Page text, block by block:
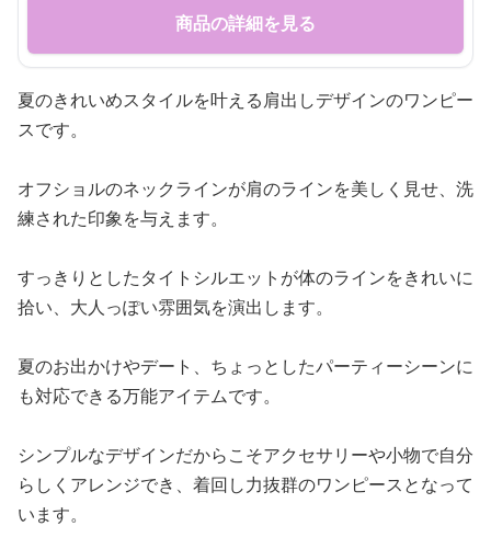
商品の詳細を見る
夏のきれいめスタイルを叶える肩出しデザインのワンピー
スです。
オフショルのネックラインが肩のラインを美しく見せ、洗
練された印象を与えます。
すっきりとしたタイトシルエットが体のラインをきれいに
拾い、大人っぽい雰囲気を演出します。
夏のお出かけやデート、ちょっとしたパーティーシーンに
も対応できる万能アイテムです。
シンプルなデザインだからこそアクセサリーや小物で自分
らしくアレンジでき、着回し力抜群のワンピースとなって
います。